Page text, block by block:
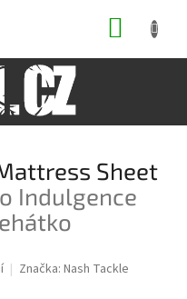
Sheet
Indulgence
Značka: Nash Tackle